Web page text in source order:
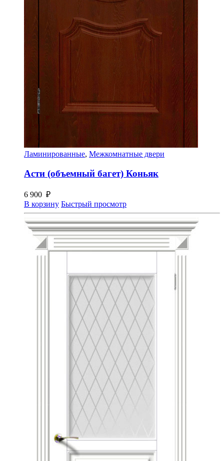
Ламинированные, Межкомнатные двери
Асти (объемный багет) Коньяк
6 900 ₽
В корзину Быстрый просмотр